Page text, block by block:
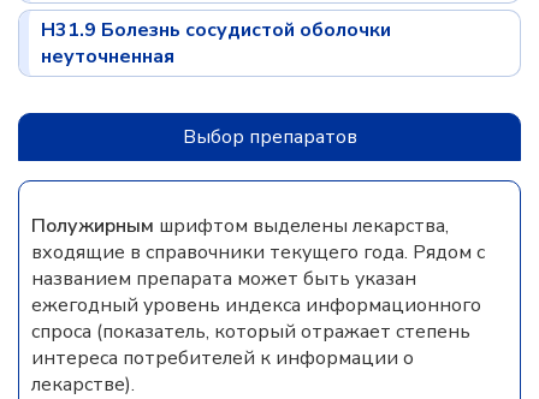
H31.9 Болезнь сосудистой оболочки
неуточненная
Выбор препаратов
Полужирным шрифтом выделены лекарства,
входящие в справочники текущего года. Рядом с
названием препарата может быть указан
ежегодный уровень индекса информационного
спроса (показатель, который отражает степень
интереса потребителей к информации о
лекарстве).